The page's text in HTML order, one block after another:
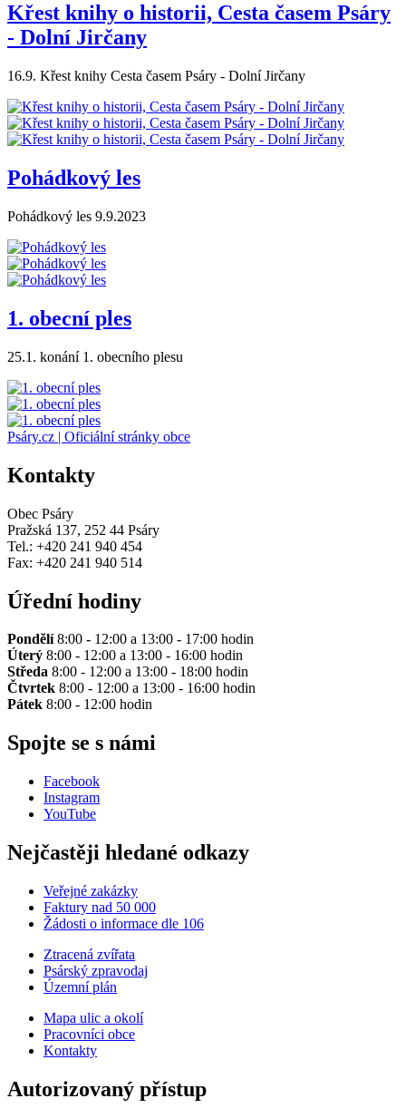
Křest knihy o historii, Cesta časem Psáry
- Dolní Jirčany
16.9. Křest knihy Cesta časem Psáry - Dolní Jirčany
Pohádkový les
Pohádkový les 9.9.2023
1. obecní ples
25.1. konání 1. obecního plesu
Psáry.cz | Oficiální stránky obce
Kontakty
Obec Psáry
Pražská 137, 252 44 Psáry
Tel.: +420 241 940 454
Fax: +420 241 940 514
Úřední hodiny
Pondělí8:00 - 12:00 a 13:00 - 17:00 hodin
Úterý 8:00 - 12:00 a 13:00 - 16:00 hodin
Středa 8:00 - 12:00 a 13:00 - 18:00 hodin
Čtvrtek 8:00 - 12:00 a 13:00 - 16:00 hodin
Pátek 8:00 - 12:00 hodin
Spojte se s námi
Facebook
Instagram
YouTube
Nejčastěji hledané odkazy
Veřejné zakázky
Faktury nad 50 000
Žádosti o informace dle 106
Ztracená zvířata
Psárský zpravodaj
Územní plán
Mapa ulic a okolí
Pracovníci obce
Kontakty
Autorizovaný přístup